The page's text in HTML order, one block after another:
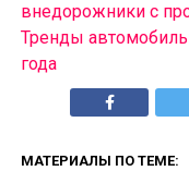
внедорожники с
Тренды
года
МАТЕРИАЛЫ ПО ТЕМЕ: